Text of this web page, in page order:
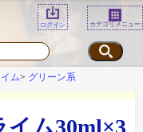
ログイン カテゴリメニュー
ム グリーン系
ム30ml×3